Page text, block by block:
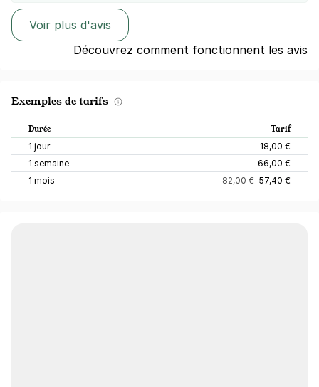
Voir plus d'avis
Découvrez comment fonctionnent les avis
Exemples de tarifs
Durée Tarif
1 jour
18,00 €
1 semaine
66,00 €
1 mois
82,00 € 57,40 €